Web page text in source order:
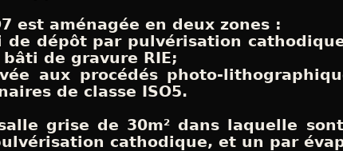
est aménagée en deux zones :
de dépôt par pulvérisation
de gravure RIE;
aux procédés photo-
de classe ISO5.
grise de 30m² dans laquelle
cathodique, et un par